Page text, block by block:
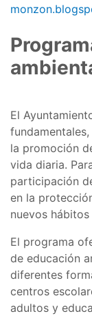
El
la promoción
vida diaria.
participación
en la
nuevos
El programa
de educación
diferentes
centros
adultos y